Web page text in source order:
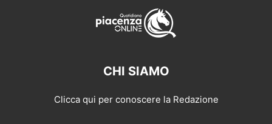
CHI SIAMO
Clicca qui per conoscere la Redazione